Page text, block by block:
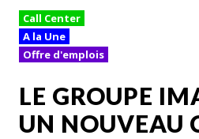
Call Center
A la Une
Offre d'emplois
LE GROUPE
UN NOUVEAU